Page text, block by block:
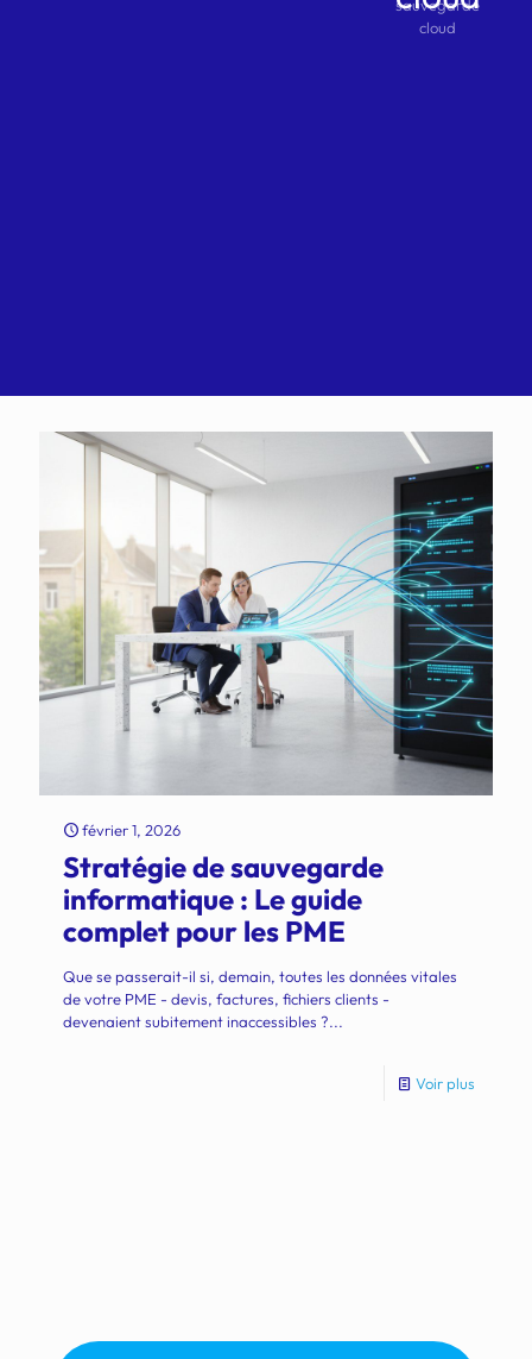
sauvegarde
cloud
février 1, 2026
Stratégie de sauvegarde
informatique : Le guide
complet pour les PME
Que se passerait-il si, demain, toutes les données vitales
de votre PME - devis, factures, fichiers clients -
devenaient subitement inaccessibles ?...
Voir plus